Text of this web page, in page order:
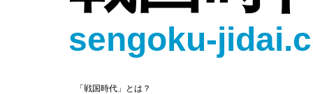
sengoku-
「戦国時代」とは？